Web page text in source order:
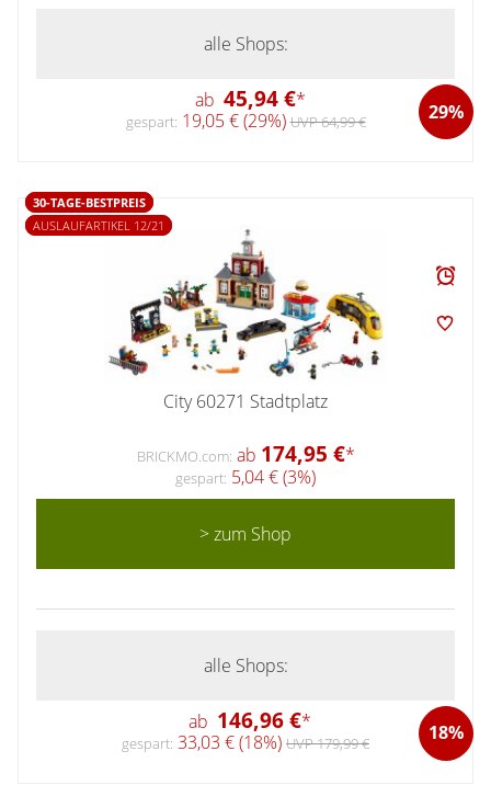
alle Shops:
ab 45,94 €* 29%
gespart: 19,05 € (29%)UVP 64,99 €
30-TAGE-BESTPREIS
AUSLAUFARTIKEL 12/21
City 60271 Stadtplatz
BRICKMO.com: ab 174,95 €*
gespart: 5,04 € (3%)
> zum Shop
alle Shops:
ab 146,96 €* 18%
gespart: 33,03 € (18%) UVP 179,99 €